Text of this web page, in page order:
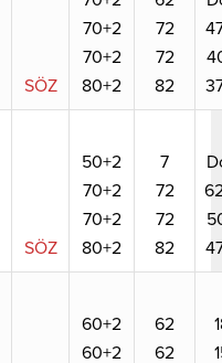
SÖZ
70+2
70+2
80+2
72
72
82
SÖZ
50+2
70+2
70+2
80+2
7
72
72
82
60+2
60+2
62
62